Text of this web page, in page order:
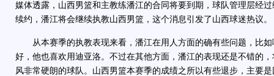
媒体透露，山西男篮和主教练潘江的合同将要到期，球队管理层经
续约，潘江将会继续执教山西男篮，这个消息引发了山西球迷热议。
从本赛季的执教表现来看，潘江在用人方面的确有些问题，比如
好，他也喜欢用迪亚洛。不过在其他方面，潘江的表现还是不错的
风非常硬朗的球队。山西男篮本赛季的成绩之所以有些退步，主要